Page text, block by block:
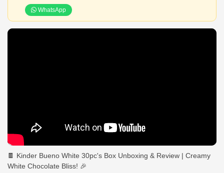
WhatsApp
🍫 Kinder Bueno White 30pc's Box Unboxing & Review | Creamy
White Chocolate Bliss! 🎉